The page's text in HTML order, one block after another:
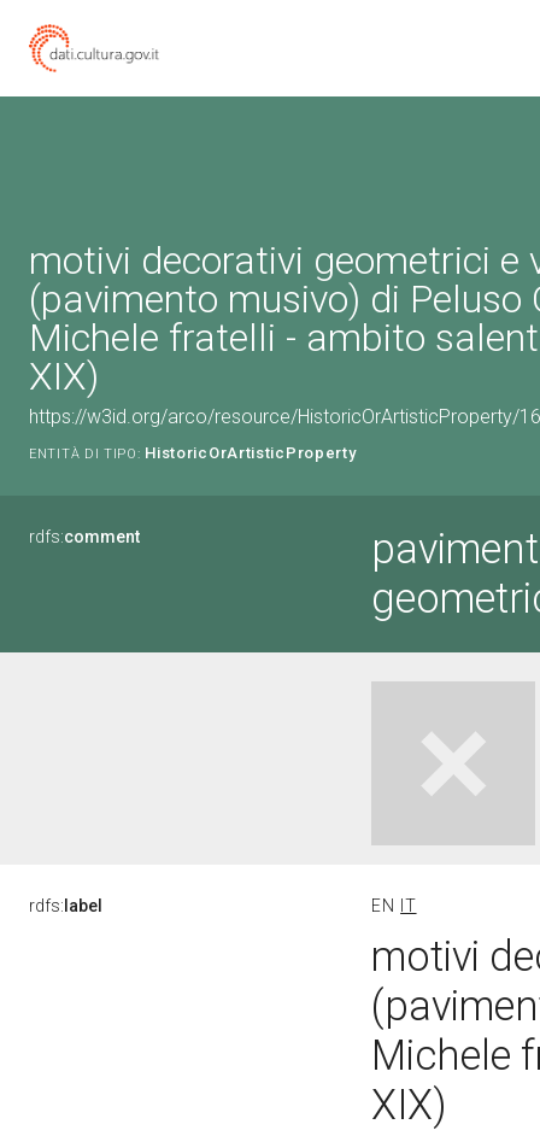
motivi decorativi geometrici e
(pavimento musivo) di Peluso
Michele fratelli - ambito
XIX)
https://w3id.org/arco/resource/HistoricOrArtisticProperty/
ENTITÀ DI TIPO: HistoricOrArtisticProperty
rdfs:comment
rdfs: label EN IT
motivi
Michele
XIX)